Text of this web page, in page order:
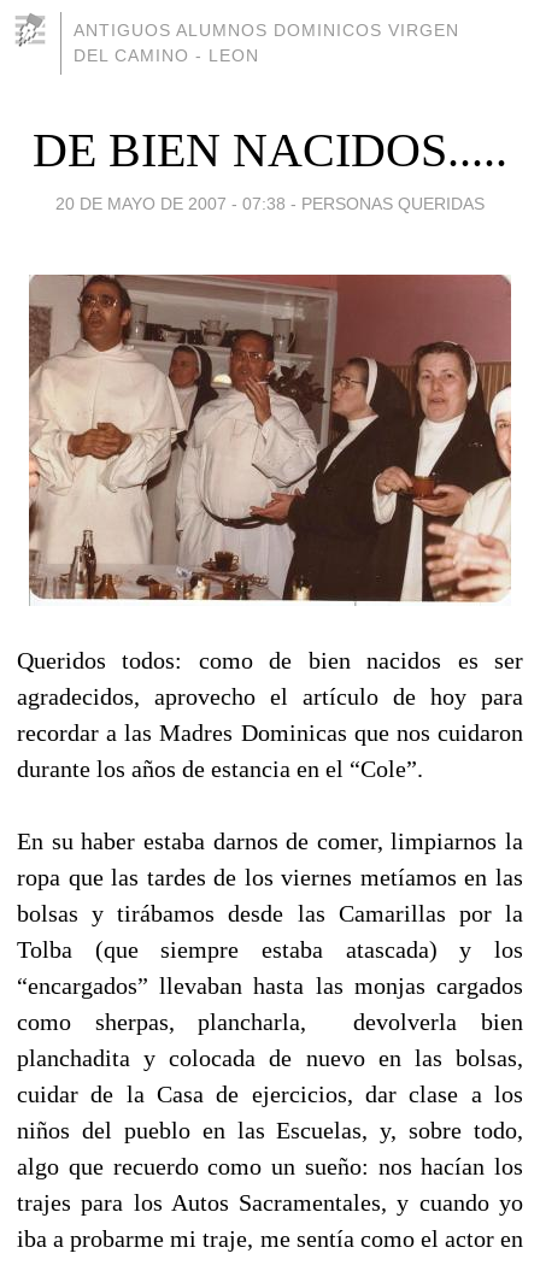
ANTIGUOS ALUMNOS DOMINICOS VIRGEN
DEL CAMINO - LEON
DE BIEN NACIDOS.....
20 DE MAYO DE 2007 - 07:38 - PERSONAS QUERIDAS
Queridos todos: como de bien nacidos es ser
agradecidos, aprovecho el artículo de hoy para
recordar a las Madres Dominicas que nos cuidaron
durante los años de estancia en el “Cole”.
En su haber estaba darnos de comer, limpiarnos la
ropa que las tardes de los viernes metíamos en las
bolsas y tirábamos desde las Camarillas por la
Tolba (que siempre estaba atascada) y los
“encargados” llevaban hasta las monjas cargados
como sherpas, plancharla,
devolverla bien
planchadita y colocada de nuevo en las bolsas,
cuidar de la Casa de ejercicios, dar clase a los
niños del pueblo en las Escuelas, y, sobre todo,
algo que recuerdo como un sueño: nos hacían los
trajes para los Autos Sacramentales, y cuando yo
iba a probarme mi traje, me sentía como el actor en